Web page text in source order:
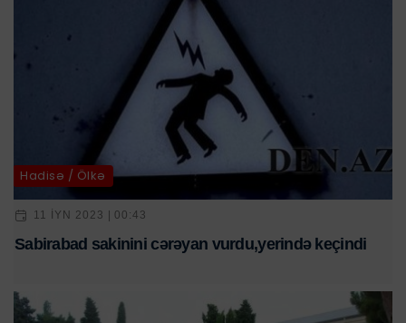
Hadisə / Ölkə
11 IYN 2023 | 00:43
Sabirabad sakinini cərəyan vurdu,yerində keçindi